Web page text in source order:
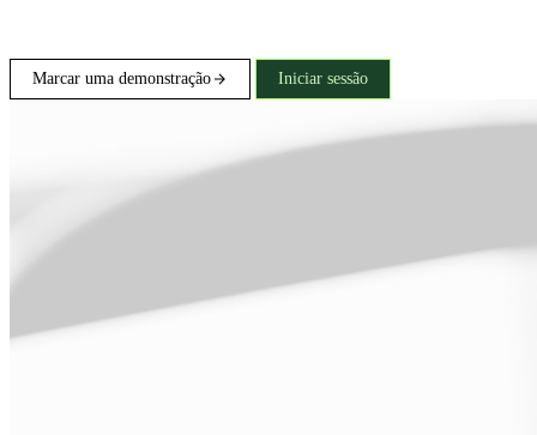
Marcar uma demonstração Iniciar sessão